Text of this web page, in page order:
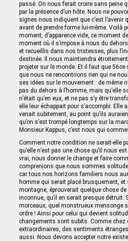
passé. On nous ferait croire sans peine
par la présence d’un hôte. Nous ne
signes nous indiquent que c’est
avant de prendre forme lui-même. Voilà
moment, d’apparence vide, ce moment
moment où il s’impose à nous du
et recueillis dans nos tristesses, plus
destinée. Il nous maintiendra étroitement
projeter sur le monde. Et il faut que
que nous ne rencontrions rien qui ne
ses idées sur le mouvement : de même
pas du dehors à l’homme, mais qu’elle
n’était qu’en eux, et ne pas s’y être
elle leur échappait pour s’accomplir.
venait subitement, au point qu’ils
qu’on s’est trompé longtemps sur la
Monsieur Kappus, c’est nous qui
Comment notre condition ne serait-elle
qu’elle n’est pas une chose qu’il nous
vrai, nous donner le change et faire
comprenions que nous sommes
car tous nos horizons familiers nous
homme qui serait placé brusquement,
montagne, éprouverait quelque chose
inconnue, qu’il en serait presque détruit.
morceaux, quel monstrueux mensonge
ordre ! Ainsi pour celui qui devient
changements sont subits. Comme
extraordinaires, des sentiments
aussi. Nous devons accepter notre